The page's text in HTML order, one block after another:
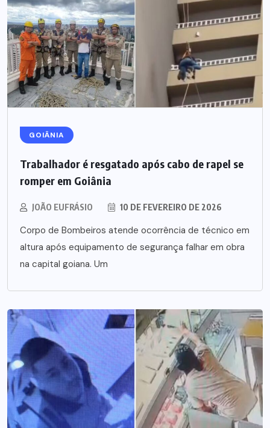
GOIÂNIA
Trabalhador é resgatado após cabo de rapel se
romper em Goiânia
JOÃO EUFRÁSIO 10 DE FEVEREIRO DE 2026
Corpo de Bombeiros atende ocorrência de técnico em
altura após equipamento de segurança falhar em obra
na capital goiana. Um